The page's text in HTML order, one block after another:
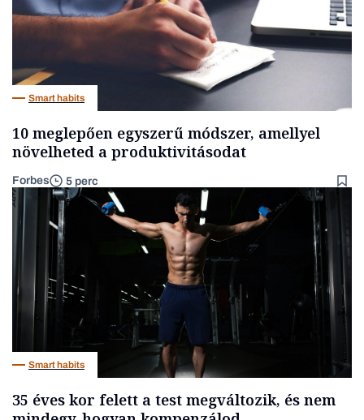
Smart habits
10 meglepően egyszerű módszer, amellyel
növelheted a produktivitásodat
Forbes 5 perc
Smart habits
35 éves kor felett a test megváltozik, és nem